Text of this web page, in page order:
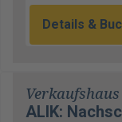
Details &
ALIK: